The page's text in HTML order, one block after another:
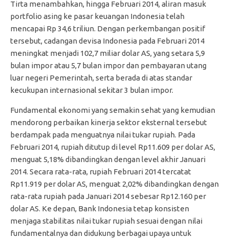
Tirta menambahkan, hingga Februari 2014, aliran masuk
portfolio asing ke pasar keuangan Indonesia telah
mencapai Rp 34,6 triliun. Dengan perkembangan positif
tersebut, cadangan devisa Indonesia pada Februari 2014
meningkat menjadi 102,7 miliar dolar AS, yang setara 5,9
bulan impor atau 5,7 bulan impor dan pembayaran utang
luar negeri Pemerintah, serta berada di atas standar
kecukupan internasional sekitar 3 bulan impor.
Fundamental ekonomi yang semakin sehat yang kemudian
mendorong perbaikan kinerja sektor eksternal tersebut
berdampak pada menguatnya nilai tukar rupiah. Pada
Februari 2014, rupiah ditutup di level Rp11.609 per dolar AS,
menguat 5,18% dibandingkan dengan level akhir Januari
2014. Secara rata-rata, rupiah Februari 2014 tercatat
Rp11.919 per dolar AS, menguat 2,02% dibandingkan dengan
rata-rata rupiah pada Januari 2014 sebesar Rp12.160 per
dolar AS. Ke depan, Bank Indonesia tetap konsisten
menjaga stabilitas nilai tukar rupiah sesuai dengan nilai
fundamentalnya dan didukung berbagai upaya untuk